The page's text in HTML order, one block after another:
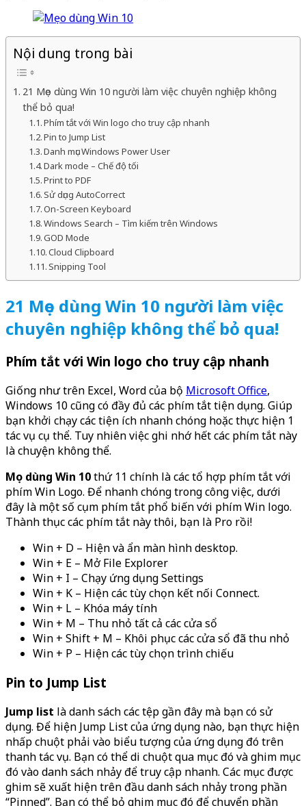
Nội dung trong bài
21 Mẹo dùng Win 10 người làm việc chuyên nghiệp không
thể bỏ qua!
Phím tắt với Win logo cho truy cập nhanh
Pin to Jump List
Danh mục Windows Power User
Dark mode – Chế độ tối
Print to PDF
Sử dụng AutoCorrect
On-Screen Keyboard
Windows Search – Tìm kiếm trên Windows
GOD Mode
Cloud Clipboard
Snipping Tool
21 Mẹo dùng Win 10 người làm việc
chuyên nghiệp không thể bỏ qua!
Phím tắt với Win logo cho truy cập nhanh
Giống như trên Excel, Word của bộ Microsoft Office,
Windows 10 cũng có đầy đủ các phím tắt tiện dụng. Giúp
bạn khởi chạy các tiện ích nhanh chóng hoặc thực hiện 1
tác vụ cụ thể. Tuy nhiên việc ghi nhớ hết các phím tắt này
là chuyện không thể.
Mẹo dùng Win 10thứ 11 chính là các tổ hợp phím tắt với
phím Win Logo. Để nhanh chóng trong công việc, dưới
đây là một số cụm phím tắt phổ biến với phím Win logo.
Thành thục các phím tắt này thôi, bạn là Pro rồi!
Win + D – Hiện và ẩn màn hình desktop.
Win + E – Mở File Explorer
Win + I – Chạy ứng dụng Settings
Win + K – Hiện các tùy chọn kết nối Connect.
Win + L – Khóa máy tính
Win + M – Thu nhỏ tất cả các cửa sổ
Win + Shift + M – Khôi phục các cửa sổ đã thu nhỏ
Win + P – Hiện các tùy chọn trình chiếu
Pin to Jump List
Jump list là danh sách các tệp gần đây mà bạn có sử
dụng. Để hiện Jump List của ứng dụng nào, bạn thực hiện
nhấp chuột phải vào biểu tượng của ứng dụng đó trên
thanh tác vụ. Bạn có thể di chuột qua mục đó và ghim mục
đó vào danh sách nhảy để truy cập nhanh. Các mục được
ghim sẽ xuất hiện trên đầu danh sách nhảy trong phần
“Pinned”. Bạn có thể bỏ ghim mục đó để chuyển phần